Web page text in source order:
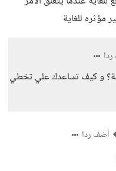
مؤثره للغاية
و كيف تساعدك علي تخطي
أضف ردا